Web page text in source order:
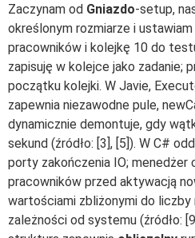
Zaczynam od Gniazdo-setup,
określonym rozmiarze i
pracowników i kolejkę 10 do
zapisuję w kolejce jako zadanie;
początku kolejki. W Javie,
zapewnia niezawodne pule,
dynamicznie demontuje, gdy
sekund (źródło: [3], [5]). W C#
porty zakończenia IO;
pracowników przed aktywacją
wartościami zbliżonymi do liczby
zależności od systemu (źródło: